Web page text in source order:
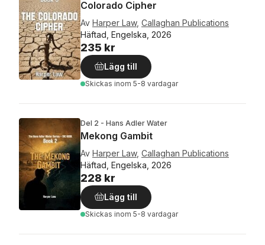
Colorado Cipher
Av Harper Law, Callaghan Publications
Häftad, Engelska, 2026
235 kr
Lägg till
Skickas inom 5-8 vardagar
Del 2 - Hans Adler Water
Mekong Gambit
Av Harper Law, Callaghan Publications
Häftad, Engelska, 2026
228 kr
Lägg till
Skickas inom 5-8 vardagar